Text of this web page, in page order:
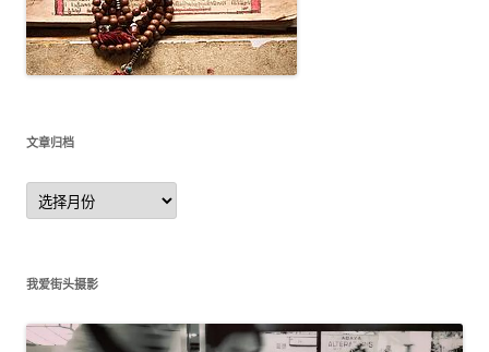
文章归档
文
章
归
我爱街头摄影